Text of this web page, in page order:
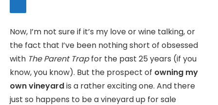
Now, I’m not sure if it’s my love or wine talking, or
the fact that I’ve been nothing short of obsessed
with The Parent Trapfor the past 25 years (if you
know, you know). But the prospect of owning my
own vineyardis a rather exciting one. And there
just so happens to be a vineyard up for sale